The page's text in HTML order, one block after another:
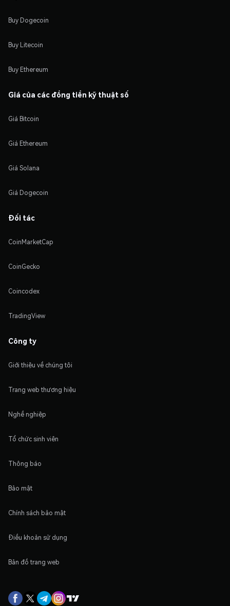
Buy Dogecoin
Buy Litecoin
Buy Ethereum
Giá của các đồng tiền kỹ thuật số
Giá Bitcoin
Giá Ethereum
Giá Solana
Giá Dogecoin
Đối tác
CoinMarketCap
CoinGecko
Coincodex
TradingView
Công ty
Giới thiệu về chúng tôi
Trang web thương hiệu
Nghề nghiệp
Tổ chức sinh viên
Thông báo
Bảo mật
Chính sách bảo mật
Điều khoản sử dụng
Bản đồ trang web